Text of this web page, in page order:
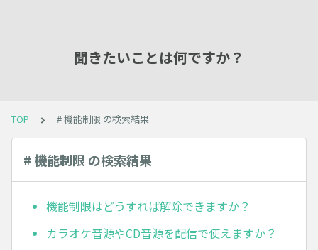
聞きたいことは何ですか？
TOP # 機能制限 の検索結果
# 機能制限 の検索結果
機能制限はどうすれば解除できますか？
カラオケ音源やCD音源を配信で使えますか？